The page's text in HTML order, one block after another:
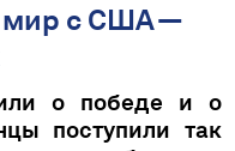
мир с США —
о победе и о
поступили так